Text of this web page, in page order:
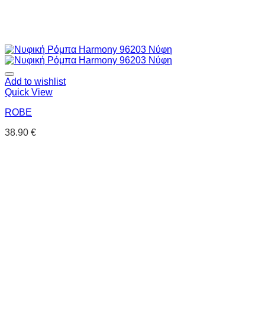
Add to wishlist
Quick View
ROBE
38.90 €